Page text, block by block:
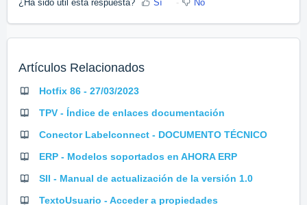
¿Ha sido útil esta respuesta? Sí No
Artículos Relacionados
Hotfix 86 - 27/03/2023
TPV - Índice de enlaces documentación
Conector Labelconnect - DOCUMENTO TÉCNICO
ERP - Modelos soportados en AHORA ERP
SII - Manual de actualización de la versión 1.0
TextoUsuario - Acceder a propiedades